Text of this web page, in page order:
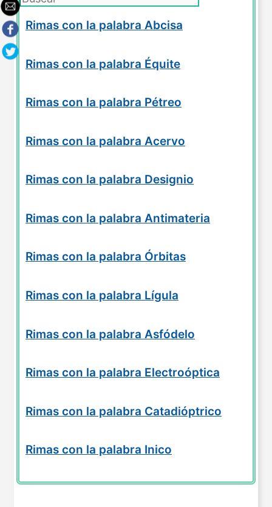
Rimas con la palabra Abcisa
Rimas con la palabra Équite
Rimas con la palabra Pétreo
Rimas con la palabra Acervo
Rimas con la palabra Designio
Rimas con la palabra Antimateria
Rimas con la palabra Órbitas
Rimas con la palabra Lígula
Rimas con la palabra Asfódelo
Rimas con la palabra Electroóptica
Rimas con la palabra Catadióptrico
Rimas con la palabra Inico